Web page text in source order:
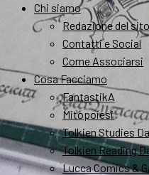
Chi siamo
Redazione del
Contatti e Social
Come Associarsi
Cosa Facciamo
FantastikA
Mitopoiesi
Tolkien Studies
Tolkien Reading
Lucca Comics &